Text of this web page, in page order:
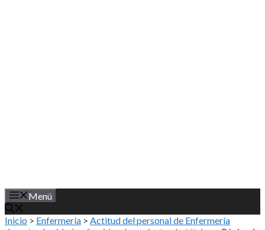
Menú
Inicio > Enfermería > Actitud del personal de Enfermería